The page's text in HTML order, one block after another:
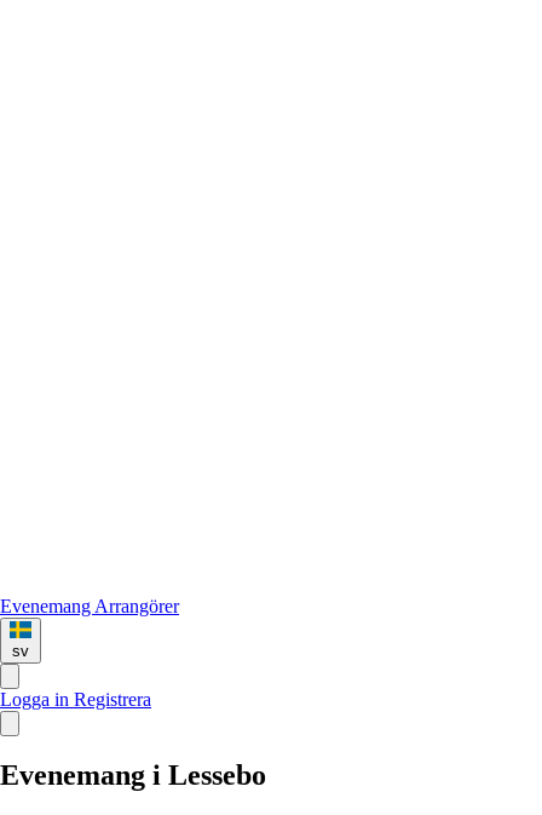
Evenemang Arrangörer
sv
Logga in Registrera
Evenemang i Lessebo